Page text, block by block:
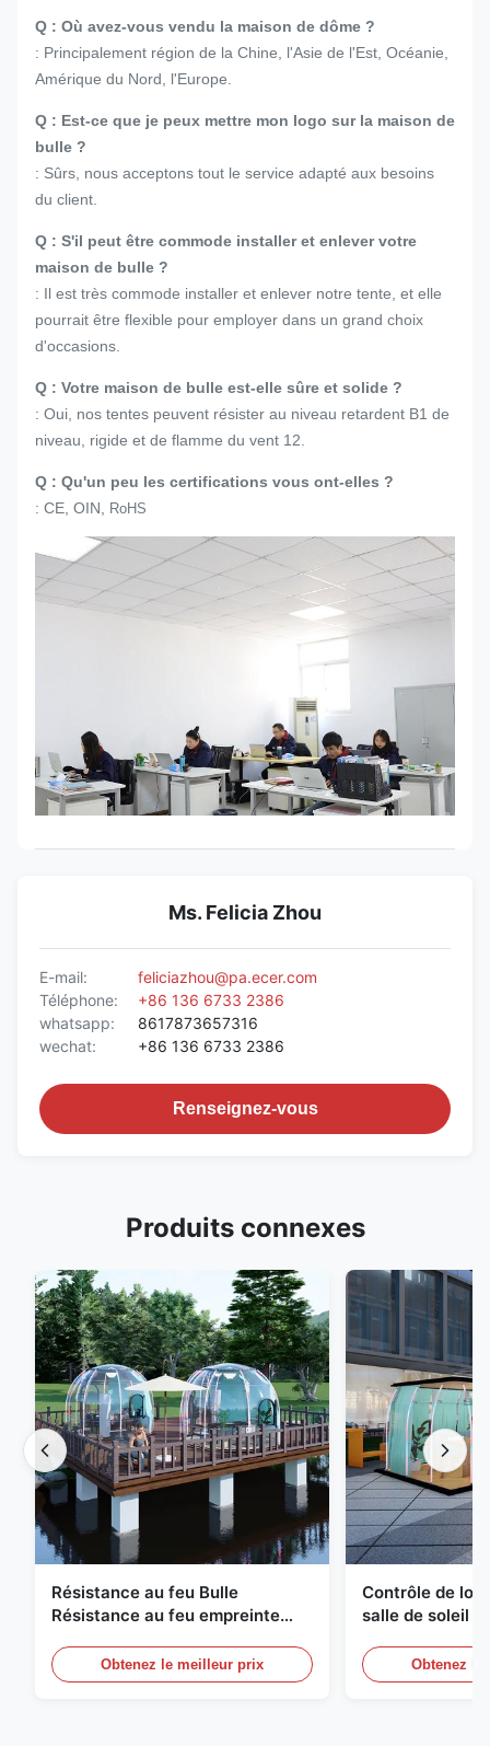
Q : Où avez-vous vendu la maison de dôme ?
: Principalement région de la Chine, l'Asie de l'Est, Océanie,
Amérique du Nord, l'Europe.
Q : Est-ce que je peux mettre mon logo sur la maison de
bulle ?
: Sûrs, nous acceptons tout le service adapté aux besoins
du client.
Q : S'il peut être commode installer et enlever votre
maison de bulle ?
: Il est très commode installer et enlever notre tente, et elle
pourrait être flexible pour employer dans un grand choix
d'occasions.
Q : Votre maison de bulle est-elle sûre et solide ?
: Oui, nos tentes peuvent résister au niveau retardent B1 de
niveau, rigide et de flamme du vent 12.
Q : Qu'un peu les certifications vous ont-elles ?
: CE, OIN,
RoHS
Ms. Felicia Zhou
E-mail:
feliciazhou@pa.ecer.com
Téléphone:
+86 136 6733 2386
whatsapp:
8617873657316
wechat:
+86 136 6733 2386
Renseignez-vous
Produits connexes
Résistance au feu Bulle
Résistance au feu empreinte
Obtenez le meilleur prix
Contrôle de
salle de soleil
Obtenez